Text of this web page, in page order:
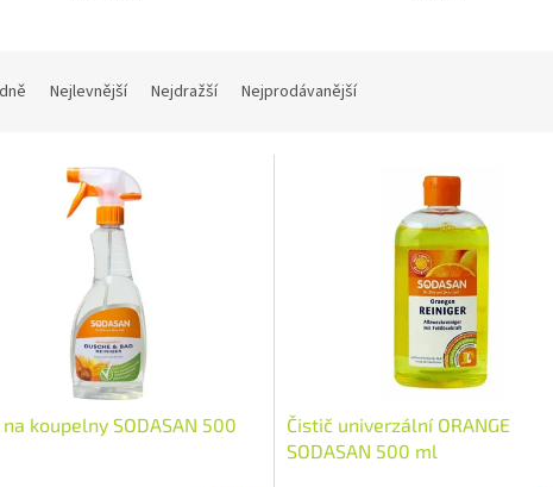
Nejlevnější Nejdražší Nejprodávanější
koupelny SODASAN 500
Čistič univerzální ORANGE
SODASAN 500 ml